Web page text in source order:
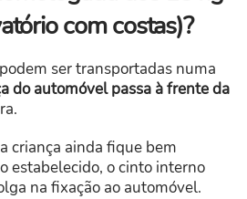
com costas)?
ser transportadas numa
do automóvel passa à frente da
criança ainda fique bem
estabelecido, o cinto interno
na fixação ao automóvel.